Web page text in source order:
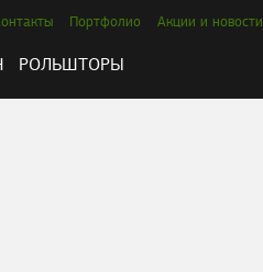
Портфолио Акции и новости
РОЛЬШТОРЫ